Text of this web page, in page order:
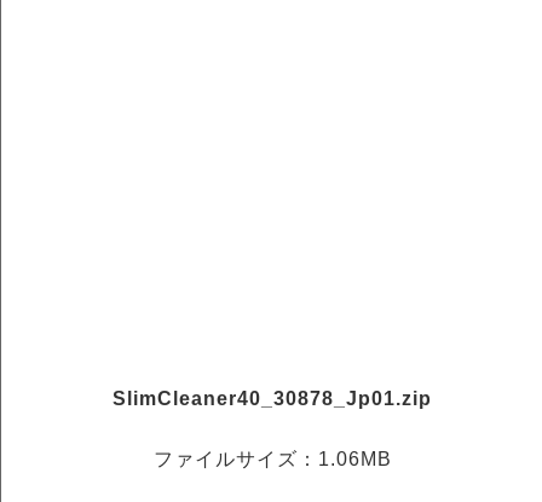
SlimCleaner40_30878_Jp01.zip
ファイルサイズ：1.06MB